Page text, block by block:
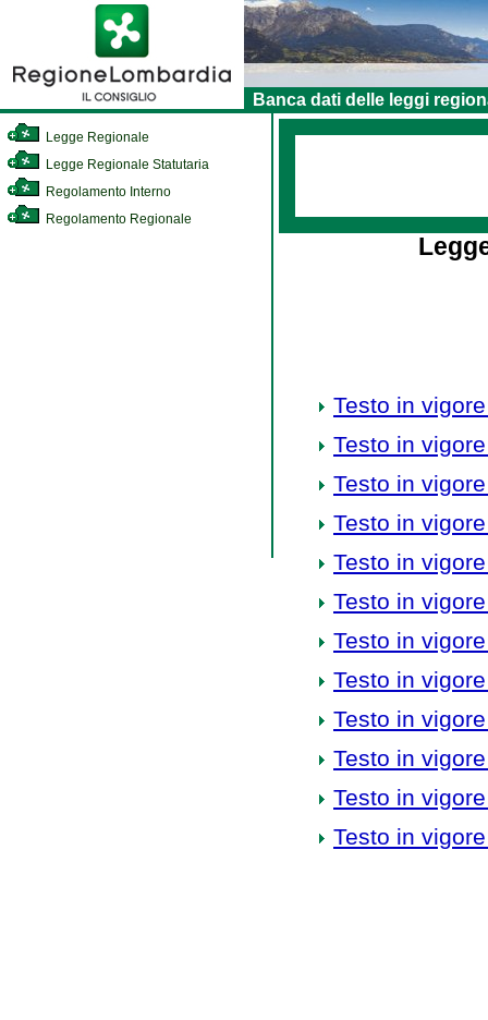
Banca dati delle leggi
Legge Regionale
Legge Regionale Statutaria
Regolamento Interno
Regolamento Regionale
Testo in
Testo in
Testo in
Testo in
Testo in
Testo in
Testo in
Testo in
Testo in
Testo in
Testo in
Testo in